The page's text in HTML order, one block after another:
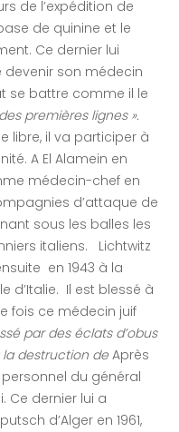
de l’expédition de
de quinine et le
Ce dernier lui
devenir son médecin
se battre comme il le
premières lignes ».
libre, il va participer à
A El Alamein en
médecin-chef en
d’attaque de
sous les balles les
italiens. Lichtwitz
en 1943 à la
d’Italie. Il est blessé à
fois ce médecin juif
par des éclats d’obus
la destruction deAprès
du général
Ce dernier lui a
d’Alger en 1961,